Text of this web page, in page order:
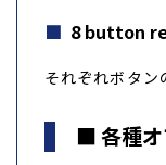
8 button
それぞれボタン
■ 各種オ